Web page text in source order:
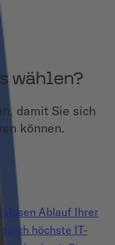
wählen?
damit Sie sich
können.
Ablauf Ihrer
höchste IT-